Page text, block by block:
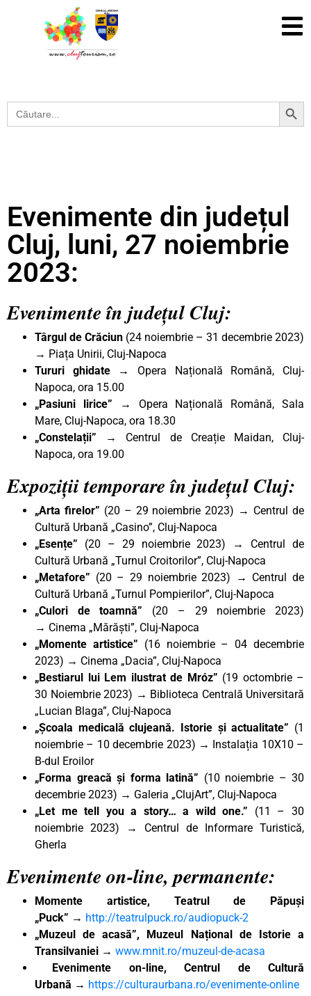
Search
for:
Search Button
Evenimente din județul
Cluj, luni, 27 noiembrie
2023:
Evenimente în județul Cluj:
Târgul de Crăciun (24 noiembrie – 31 decembrie 2023)
→ Piața Unirii, Cluj-Napoca
Tururi ghidate→ Opera Națională Română, Cluj-
Napoca, ora 15.00
„Pasiuni lirice” → Opera Națională Română, Sala
Mare, Cluj-Napoca, ora 18.30
„Constelații” → Centrul de Creație Maidan, Cluj-
Napoca, ora 19.00
Expoziții temporare în județul Cluj:
„Arta firelor” (20 – 29 noiembrie 2023) → Centrul de
Cultură Urbană „Casino”, Cluj-Napoca
„Esențe” (20 – 29 noiembrie 2023) → Centrul de
Cultură Urbană „Turnul Croitorilor”, Cluj-Napoca
„Metafore” (20 – 29 noiembrie 2023) → Centrul de
Cultură Urbană „Turnul Pompierilor”, Cluj-Napoca
„Culori de toamnă” (20 – 29 noiembrie 2023)
→ Cinema „Mărăști”, Cluj-Napoca
„Momente artistice” (16 noiembrie – 04 decembrie
2023) → Cinema „Dacia”, Cluj-Napoca
„Bestiarul lui Lem ilustrat de Mróz” (19 octombrie –
30 Noiembrie 2023) → Biblioteca Centrală Universitară
„Lucian Blaga”, Cluj-Napoca
„Școala medicală clujeană. Istorie și actualitate” (1
noiembrie – 10 decembrie 2023) → Instalația 10X10 –
B-dul Eroilor
„Forma greacă și forma latină” (10 noiembrie – 30
decembrie 2023) → Galeria „ClujArt”, Cluj-Napoca
„Let me tell you a story… a wild one.” (11 – 30
noiembrie 2023) → Centrul de Informare Turistică,
Gherla
Evenimente on-line, permanente:
Momente artistice, Teatrul de Păpuși
„Puck” → http://teatrulpuck.ro/audiopuck-2
„Muzeul de acasă”, Muzeul Național de Istorie a
Transilvaniei → www.mnit.ro/muzeul-de-acasa
Evenimente on-line, Centrul de Cultură
Urbană → https://culturaurbana.ro/evenimente-online